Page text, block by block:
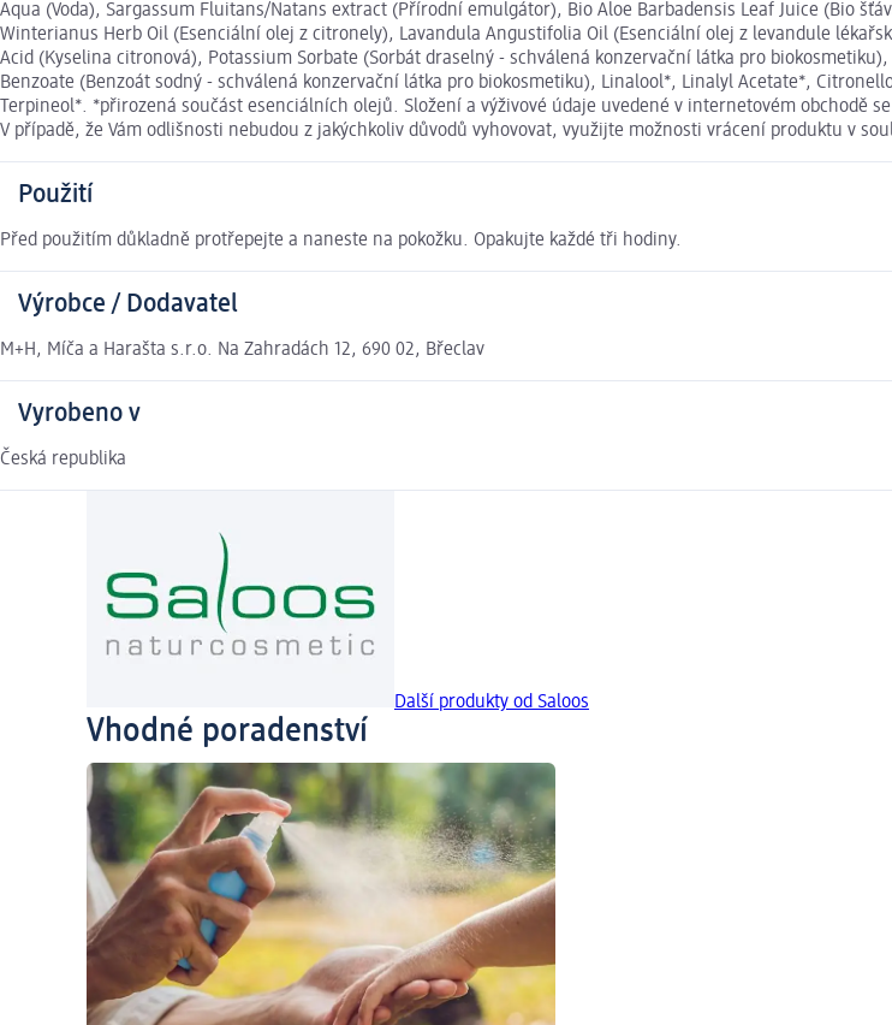
Aqua (Voda), Sargassum Fluitans/Natans extract (Přírodní emulgátor), Bio Aloe Barbadensis Leaf Juice (Bio
Winterianus Herb Oil (Esenciální olej z citronely), Lavandula Angustifolia Oil (Esenciální olej z levandule
Acid (Kyselina citronová), Potassium Sorbate (Sorbát draselný - schválená konzervační látka pro
Benzoate (Benzoát sodný - schválená konzervační látka pro biokosmetiku), Linalool*, Linalyl Acetate*,
Terpineol*. *přirozená součást esenciálních olejů. Složení a výživové údaje uvedené v internetovém obchodě
V případě, že Vám odlišnosti nebudou z jakýchkoliv důvodů vyhovovat, využijte možnosti vrácení produktu v
Použití
Před použitím důkladně protřepejte a naneste na pokožku. Opakujte každé tři hodiny.
Výrobce / Dodavatel
M+H, Míča a Harašta s.r.o. Na Zahradách 12, 690 02, Břeclav
Vyrobeno v
Česká republika
Další produkty od Saloos
Vhodné poradenství